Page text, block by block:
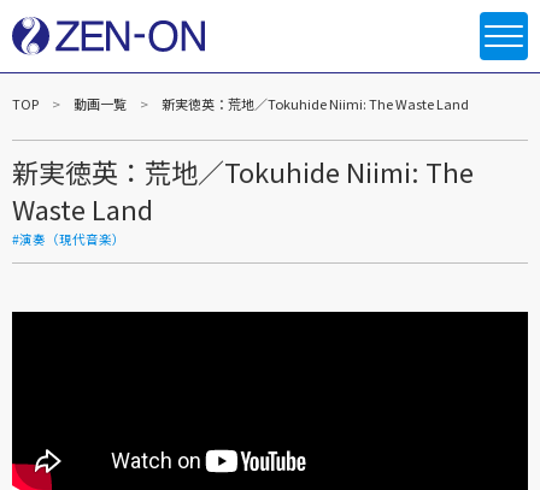
TOP 動画一覧 新実徳英：荒地／Tokuhide Niimi: The Waste Land
新実徳英：荒地／Tokuhide Niimi: The
Waste Land
#演奏（現代音楽）